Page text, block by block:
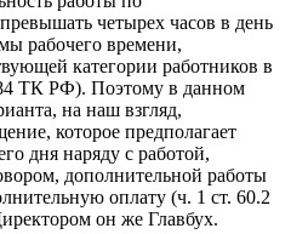
четырех часов в день
рабочего времени,
категории работников в
ТК РФ). Поэтому в данном
на наш взгляд,
которое предполагает
дня наряду с работой,
дополнительной работы
оплату (ч. 1 ст. 60.2
он же Главбух.